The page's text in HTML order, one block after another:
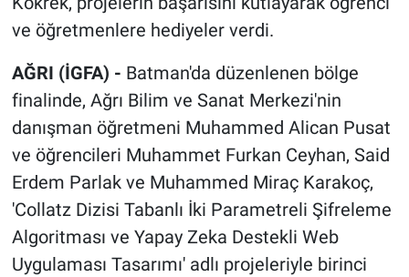
ve öğretmenlere hediyeler verdi.
AĞRI (İGFA) - Batman'da düzenlenen bölge
finalinde, Ağrı Bilim ve Sanat Merkezi'nin
danışman öğretmeni Muhammed Alican Pusat
ve öğrencileri Muhammet Furkan Ceyhan, Said
Erdem Parlak ve Muhammed Miraç Karakoç,
'Collatz Dizisi Tabanlı İki Parametreli Şifreleme
Algoritması ve Yapay Zeka Destekli Web
Uygulaması Tasarımı' adlı projeleriyle birinci